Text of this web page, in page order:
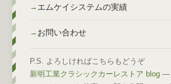
エムケイシステムの実績
お問い合わせ
P.S. よろしければこちらもどうぞ
新明工業クラシックカーレストア blog —